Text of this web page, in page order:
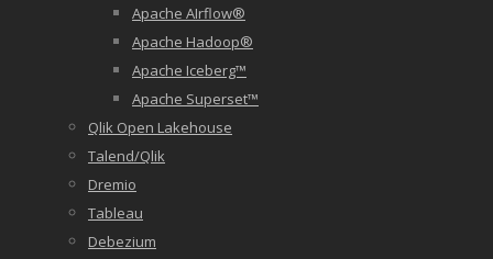
Apache AIrflow®
Apache Hadoop®
Apache Iceberg™
Apache Superset™
Qlik Open Lakehouse
Talend/Qlik
Dremio
Tableau
Debezium